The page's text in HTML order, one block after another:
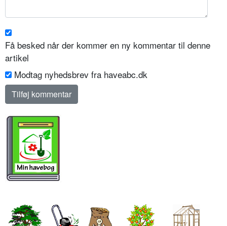
Få besked når der kommer en ny kommentar til denne
artikel
Modtag nyhedsbrev fra haveabc.dk